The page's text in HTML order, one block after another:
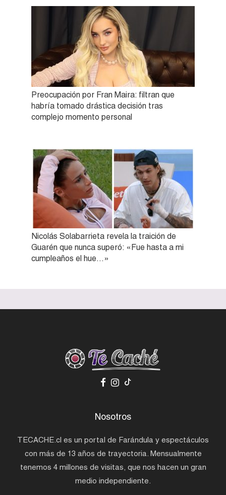
Preocupación por Fran Maira: filtran que
habría tomado drástica decisión tras
complejo momento personal
Nicolás Solabarrieta revela la traición de
Guarén que nunca superó: «Fue hasta a mi
cumpleaños el hue…»
Nosotros
TECACHE.cl es un portal de Farándula y espectáculos
con más de 13 años de trayectoria. Mensualmente
tenemos 4 millones de visitas, que nos hacen un gran
medio independiente.